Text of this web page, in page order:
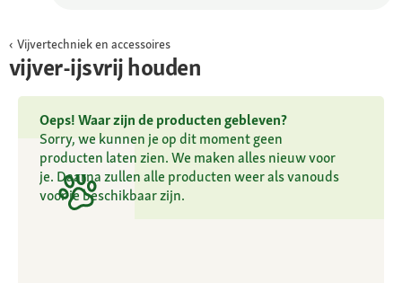
Vijvertechniek en accessoires
vijver-ijsvrij houden
Oeps! Waar zijn de producten gebleven?
Sorry, we kunnen je op dit moment geen
producten laten zien. We maken alles nieuw voor
je. Daarna zullen alle producten weer als vanouds
voor je beschikbaar zijn.